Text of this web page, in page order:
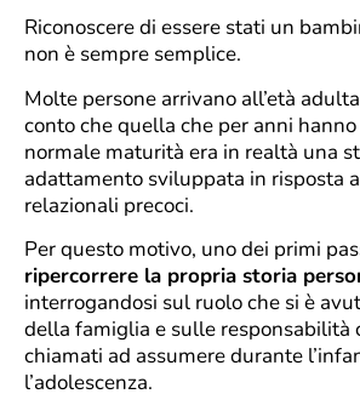
Riconoscere di essere stati un
non è sempre semplice.
Molte persone arrivano all’età
conto che quella che per anni
normale maturità era in realtà una
adattamento sviluppata in risposta
relazionali precoci.
Per questo motivo, uno dei primi
ripercorrere la propria storia
interrogandosi sul ruolo che si è
della famiglia e sulle responsabilità
chiamati ad assumere durante
l’adolescenza.